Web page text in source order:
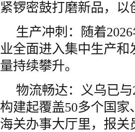
紧锣密鼓打磨新品，以
生产冲刺：随着
业全面进入集中生产和
量持续攀升。
物流畅达：义乌已
构建起覆盖50多个国
海关办事大厅里，报关